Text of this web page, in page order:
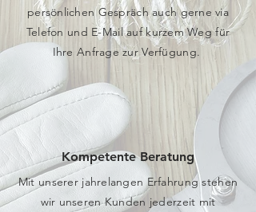
persönlichen Gespräch auch gerne via
Telefon und E-Mail auf kurzem Weg für
Ihre Anfrage zur Verfügung.
Kompetente Beratung
Mit unserer jahrelangen Erfahrung stehen
wir unseren Kunden jederzeit mit